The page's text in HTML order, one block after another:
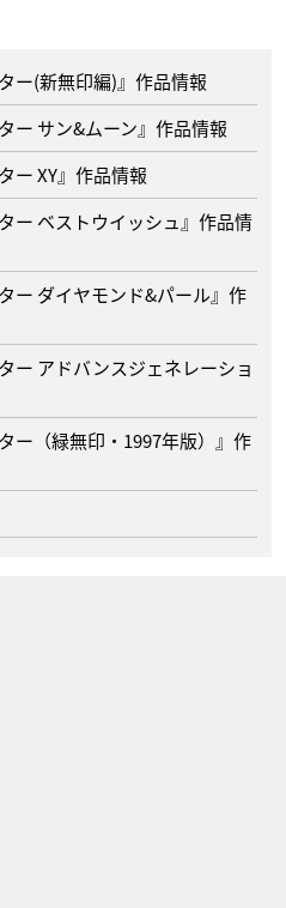
ー(新無印編)』作品情報
ー サン&ムーン』作品情報
ー XY』作品情報
ー ベストウイッシュ』作品情
ー ダイヤモンド&パール』作
ー アドバンスジェネレーショ
ー（緑無印・1997年版）』作